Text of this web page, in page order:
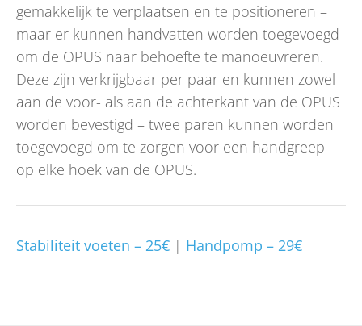
gemakkelijk te verplaatsen en te positioneren –
maar er kunnen handvatten worden toegevoegd
om de OPUS naar behoefte te manoeuvreren.
Deze zijn verkrijgbaar per paar en kunnen zowel
aan de voor- als aan de achterkant van de OPUS
worden bevestigd – twee paren kunnen worden
toegevoegd om te zorgen voor een handgreep
op elke hoek van de OPUS.
Stabiliteit voeten – 25€ | Handpomp – 29€